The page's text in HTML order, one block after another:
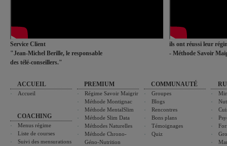
Service Client
"Jean-Michel Berille, le responsable
des télé-conseillers."
ils ont réussi leur
- Méthode Savoir
ACCUEIL
Accueil
COACHING
Menus régime
Liste de courses
Suivi des mensurations
PREMIUM
Régime Savoir Maigrir
Méthode Montignac
Méthode MentalSlim
Méthode Slim Data
Méthodes Naturelles
Méthode Chrono-
Géno-Nutrition
COMMUNAUTÉ
Groupes
Blogs
Rencontres
Bons plans
Témoignages
Quiz